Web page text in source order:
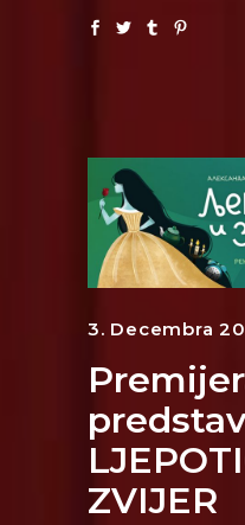
3. Decembra
ZVIJER